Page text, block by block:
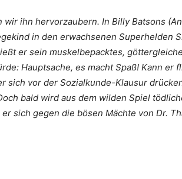
ihn hervorzaubern. In Billy Batsons
in den erwachsenen Superhelden
er sein muskelbepacktes,
Hauptsache, es macht Spaß! Kann er
sich vor der Sozialkunde-Klausur
bald wird aus dem wilden Spiel
sich gegen die bösen Mächte von Dr.